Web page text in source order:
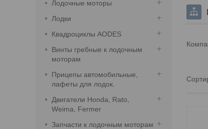
Лодочные моторы
Лодки
Квадроциклы AODES
Винты гребные к лодочным
моторам
Прицепы автомобильные,
лафеты для лодок.
Двигатели Honda, Rato,
Weima, Fermer
Запчасти к лодочным моторам